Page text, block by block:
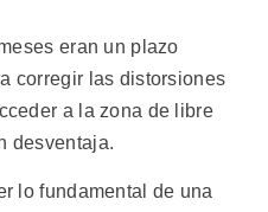
eran un plazo
corregir las distorsiones
a la zona de libre
desventaja.
lo fundamental de una